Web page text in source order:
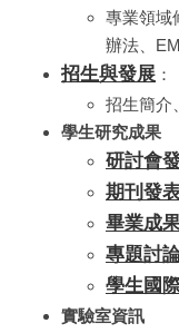
專業領域
辦法、
招生與發展 ：
招生簡介
學生研究成果
研討會
期刊發
畢業成
專題討
學生國
實驗室資訊